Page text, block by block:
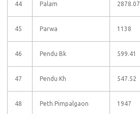
44 Palam 2878.07
45 Parwa 1138
46 Pendu Bk 599.41
47 Pendu Kh 547.52
48 Peth Pimpalgaon 1947